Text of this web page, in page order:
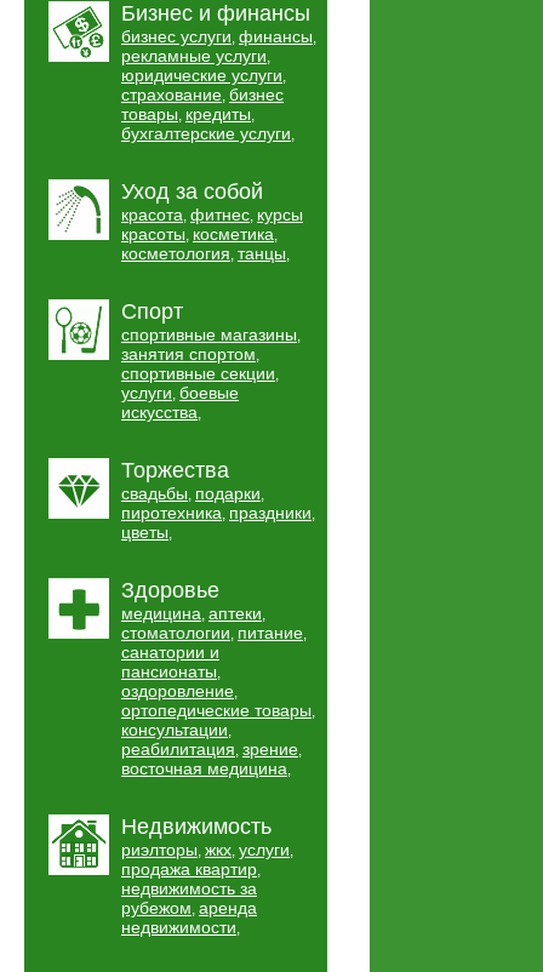
Бизнес и финансы
бизнес услуги, финансы,
рекламные услуги,
юридические услуги,
страхование, бизнес
товары, кредиты,
бухгалтерские услуги,
Уход за собой
красота, фитнес, курсы
красоты, косметика,
косметология, танцы,
Спорт
спортивные магазины,
занятия спортом,
спортивные секции,
услуги, боевые
искусства,
Торжества
свадьбы, подарки,
пиротехника, праздники,
цветы,
Здоровье
медицина, аптеки,
стоматологии, питание,
санатории и
пансионаты,
оздоровление,
ортопедические товары,
консультации,
реабилитация, зрение,
восточная медицина,
Недвижимость
риэлторы, жкх, услуги,
продажа квартир,
недвижимость за
рубежом, аренда
недвижимости,